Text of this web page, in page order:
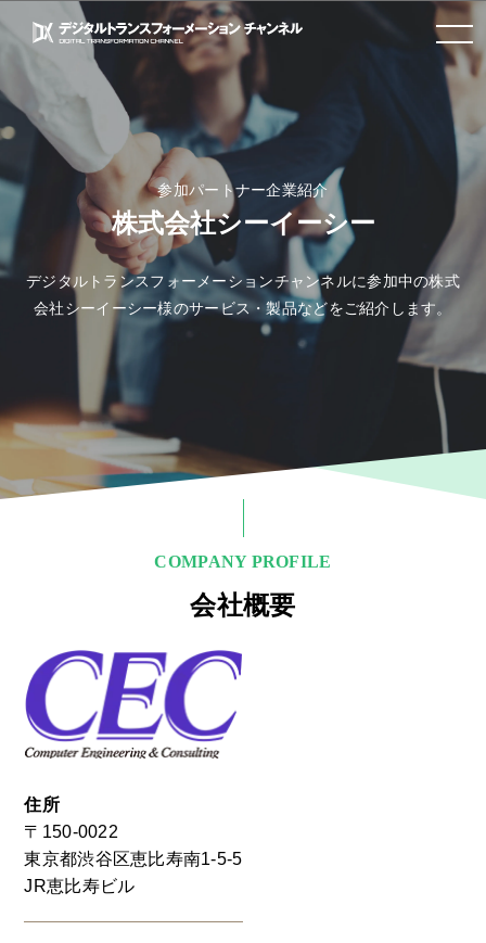
toggle
navigation
参加パートナー企業紹介
株式会社シーイーシー
デジタルトランスフォーメーションチャンネルに参加中の株式
会社シーイーシー様のサービス・製品などをご紹介します。
COMPANY PROFILE
会社概要
住所
〒150-0022
東京都渋谷区恵比寿南1-5-5
JR恵比寿ビル